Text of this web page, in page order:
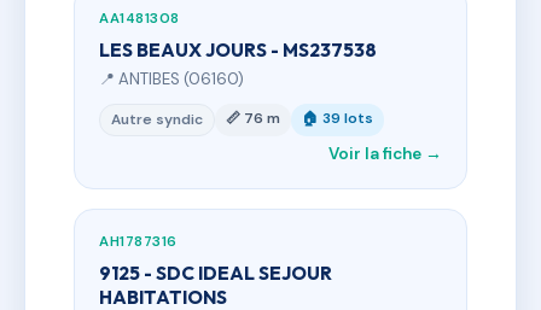
AA1481308
LES BEAUX JOURS - MS237538
📍 ANTIBES (06160)
Autre syndic 📏 76 m 🏠 39 lots
Voir la fiche →
AH1787316
9125 - SDC IDEAL SEJOUR
HABITATIONS